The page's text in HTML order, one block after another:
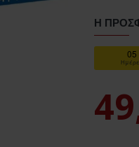
Η
05